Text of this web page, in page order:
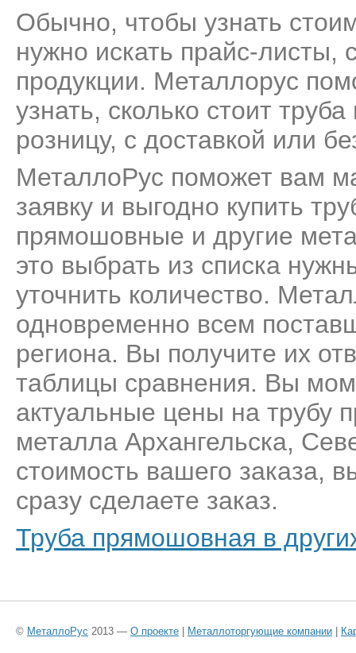
Обычно, чтобы узнать
нужно искать прайс-листы,
продукции. Металлорус
узнать, сколько стоит
розницу, с доставкой или
МеталлоРус поможет вам
заявку и выгодно купить
прямошовные и другие
это выбрать из списка
уточнить количество.
одновременно всем
региона. Вы получите их
таблицы сравнения. Вы
актуальные цены на трубу
металла Архангельска,
стоимость вашего заказа,
сразу сделаете заказ.
Труба прямошовная в
© МеталлоРус 2013 — О проекте | Металлоторгующие компании |